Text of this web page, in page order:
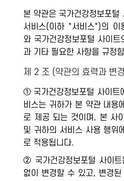
본 약관은 국가건강정보포털
서비스(이하 "서비스")의
와 국가건강정보포털 사이
과 기타 필요한 사항을 규정
제 2 조 (약관의 효력과 변
① 국가건강정보포털 사이트
비스는 귀하가 본 약관 내용
로 제공 되는 것이며, 본 사
및 귀하의 서비스 사용 행위
로 적용됩니다.
② 국가건강정보포털 사이트
없이 변경할 수 있고, 변경된